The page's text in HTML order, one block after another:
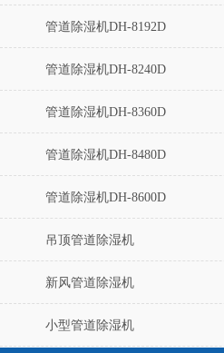
管道除湿机DH-8192D
管道除湿机DH-8240D
管道除湿机DH-8360D
管道除湿机DH-8480D
管道除湿机DH-8600D
吊顶管道除湿机
新风管道除湿机
小型管道除湿机